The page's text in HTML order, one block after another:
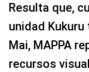
Resulta que,
unidad
Mai, MAPPA
recursos